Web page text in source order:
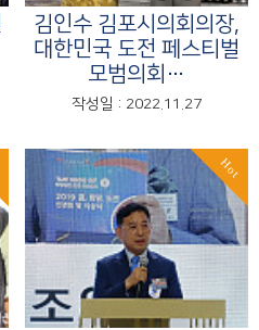
김인수 김포시의회의장,
대한민국 도전 페스티벌
모범의회…
작성일 : 2022.11.27
Hot